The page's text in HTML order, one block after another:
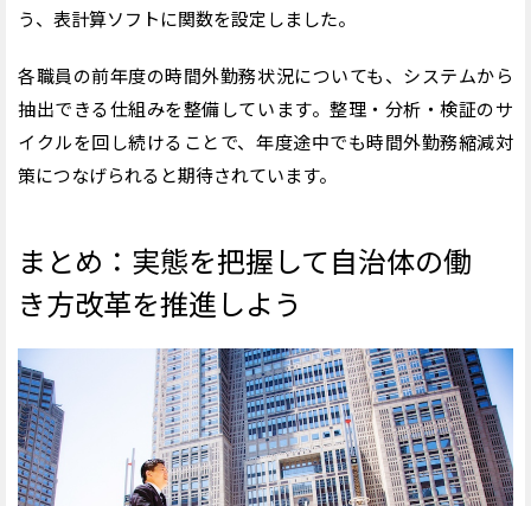
う、表計算ソフトに関数を設定しました。
各職員の前年度の時間外勤務状況についても、システムから
抽出できる仕組みを整備しています。整理・分析・検証のサ
イクルを回し続けることで、年度途中でも時間外勤務縮減対
策につなげられると期待されています。
まとめ：実態を把握して自治体の働
き方改革を推進しよう